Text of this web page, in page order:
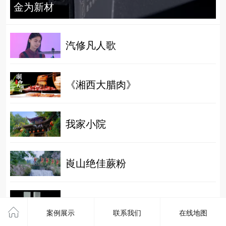
金为新材
汽修凡人歌
《湘西大腊肉》
我家小院
崀山绝佳蕨粉
案例展示 联系我们 在线地图